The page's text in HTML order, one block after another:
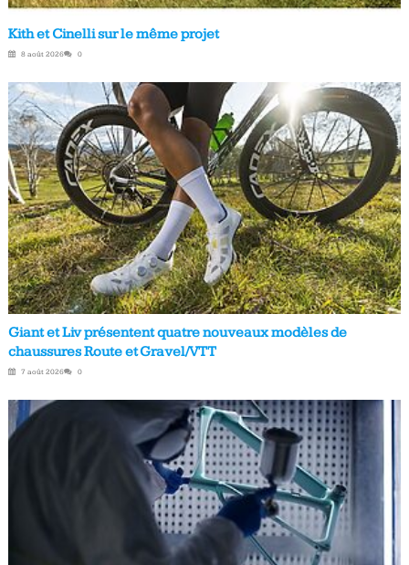
Kith et Cinelli sur le même projet
8 août 2026 0
Giant et Liv présentent quatre nouveaux modèles de
chaussures Route et Gravel/VTT
7 août 2026 0